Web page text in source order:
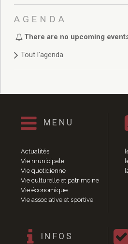
Délibérations 2022
Délibérations 2021
Délibérations 2020
Délibérations 2019
Délibérations 2018
Délibérations 2014
Délibérations 2013
Délibérations 2011
Délibérations 2010
Délibérations 2009
Délibérations 2008
Agenda réunions publiques
Marchés publics
Vie quotidienne
AGENDA
There are no upcoming
Tout l'agenda
MENU
Actualités
Vie municipale
Vie quotidienne
Vie culturelle et patrimoine
Vie économique
Vie associative et sportive
INFOS